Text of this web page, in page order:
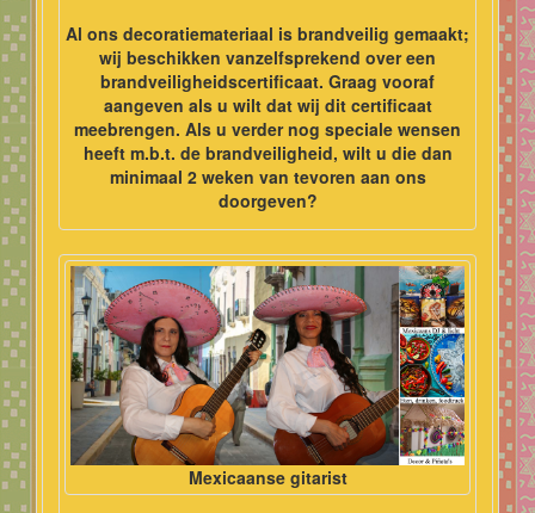
Al ons decoratiemateriaal is brandveilig gemaakt;
wij beschikken vanzelfsprekend over een
brandveiligheidscertificaat. Graag vooraf
aangeven als u wilt dat wij dit certificaat
meebrengen. Als u verder nog speciale wensen
heeft m.b.t. de brandveiligheid, wilt u die dan
minimaal 2 weken van tevoren aan ons
doorgeven?
Mexicaanse gitarist